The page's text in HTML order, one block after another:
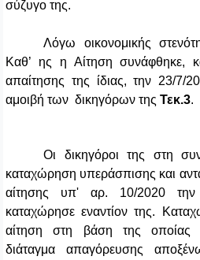
σύζυγο της.
Λόγω οικονομικής
Καθ’ ης η Αίτηση συνάφθηκε,
απαίτησης της ίδιας, την 23/
αμοιβή των δικηγόρων της Τεκ.3.
Οι δικηγόροι της στη
καταχώρηση υπεράσπισης και
αίτησης υπ' αρ. 10/2020
καταχώρησε εναντίον της.
αίτηση στη βάση της οποίας
διάταγμα απαγόρευσης